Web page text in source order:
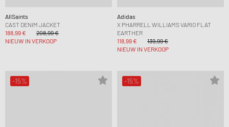
AllSaints
CAST DENIM JACKET
188,99 €
208,99 €
NIEUW IN VERKOOP
Adidas
X PHARRELL WILLIAMS VARIO FLAT
EARTHER
118,99 €
139,99 €
NIEUW IN VERKOOP
-15% -15%